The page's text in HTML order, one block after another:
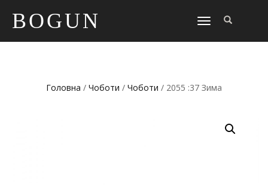
BOGUN
TOGGLE
Головна / Чоботи / Чоботи / 2055 :37 Зима